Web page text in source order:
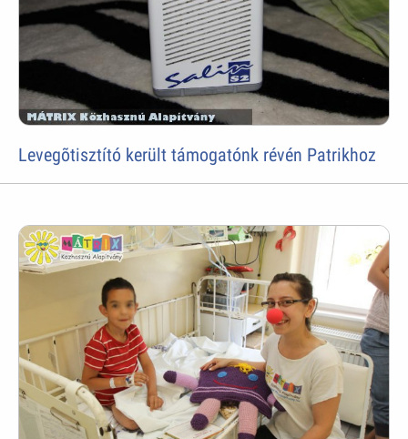
Levegõtisztító került támogatónk révén Patrikhoz